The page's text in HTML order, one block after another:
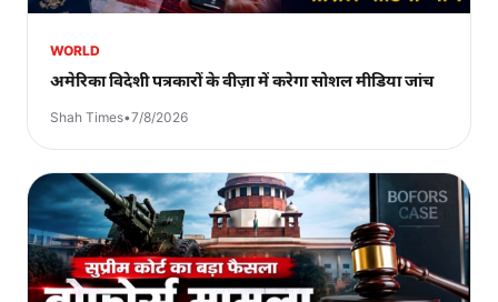
WORLD
अमेरिका विदेशी पत्रकारों के वीज़ा में करेगा सोशल मीडिया जांच
Shah Times•7/8/2026